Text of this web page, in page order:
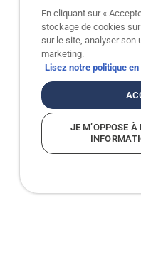
En cliquant sur «
stockage de cookies
sur le site, analyser son
marketing.
Lisez notre politique
JE M’OPPOSE